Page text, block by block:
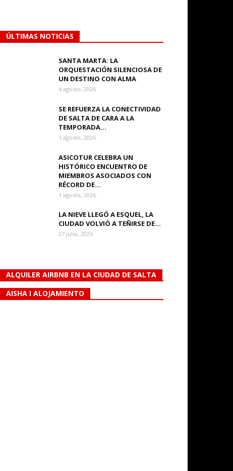
ÚLTIMAS NOTICIAS
SANTA MARTA: LA
ORQUESTACIÓN SILENCIOSA DE
UN DESTINO CON ALMA
4 agosto, 2026
SE REFUERZA LA CONECTIVIDAD
DE SALTA DE CARA A LA
TEMPORADA...
1 agosto, 2026
ASICOTUR CELEBRA UN
HISTÓRICO ENCUENTRO DE
MIEMBROS ASOCIADOS CON
RÉCORD DE...
1 agosto, 2026
LA NIEVE LLEGÓ A ESQUEL, LA
CIUDAD VOLVIÓ A TEÑIRSE DE...
27 julio, 2026
ALQUILER AIRBNB EN LA CIUDAD DE SALTA
AISHA I ALOJAMIENTO